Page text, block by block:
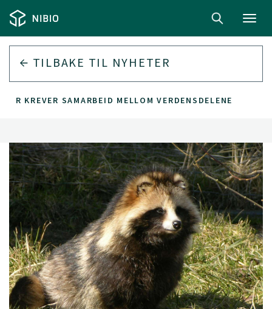
TILBAKE TIL NYHETER
KREVER SAMARBEID MELLOM VERDENSDELENE